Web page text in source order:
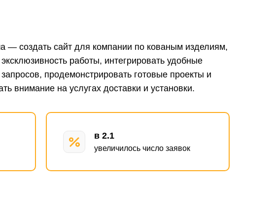
— создать сайт для компании по кованым изделиям,
работы, интегрировать удобные
продемонстрировать готовые проекты и
внимание на услугах доставки и установки.
в 2.1
увеличилось число заявок